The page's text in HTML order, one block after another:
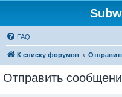
FAQ
К списку форумов
Отправить